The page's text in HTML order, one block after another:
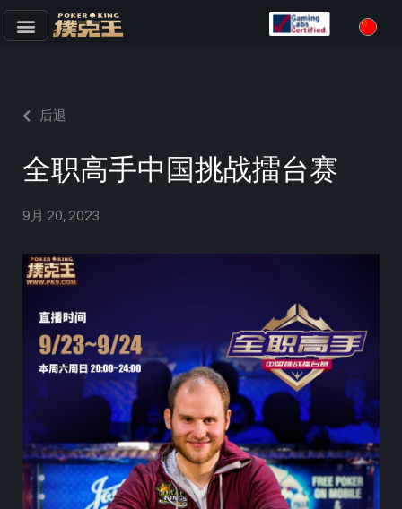
文
后退
全职高手中国挑战擂台赛
9月 20, 2023